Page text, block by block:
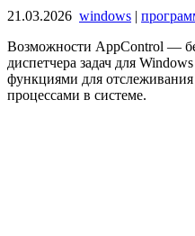
21.03.2026 windows |
Возможности AppControl —
диспетчера задач для
функциями для
процессами в системе.